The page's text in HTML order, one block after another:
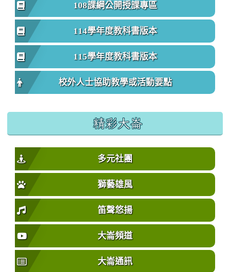
108課綱公開授課專區
114學年度教科書版本
115學年度教科書版本
校外人士協助教學或活動要點
精彩大崙
多元社團
獅藝雄風
笛聲悠揚
大崙頻道
大崙通訊